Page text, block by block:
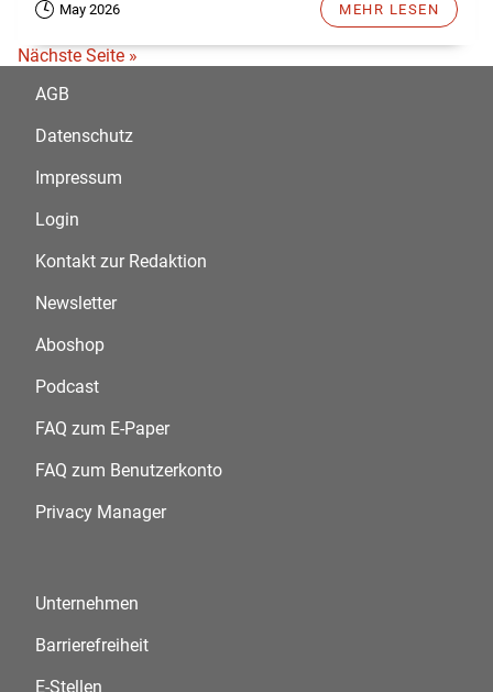
May 2026 MEHR LESEN
Nächste Seite »
AGB
Datenschutz
Impressum
Login
Kontakt zur Redaktion
Newsletter
Aboshop
Podcast
FAQ zum E-Paper
FAQ zum Benutzerkonto
Privacy Manager
Unternehmen
Barrierefreiheit
E-Stellen